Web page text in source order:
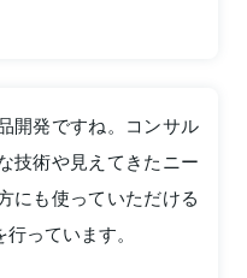
開発ですね。コンサル
技術や見えてきたニー
にも使っていただける
っています。